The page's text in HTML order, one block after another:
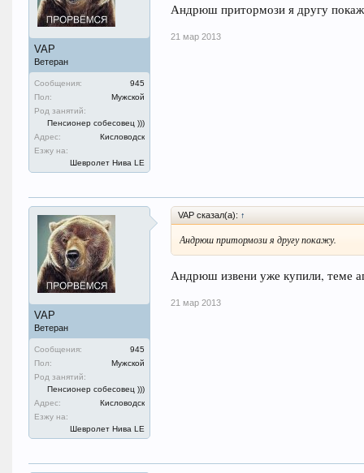
VAP
Ветеран
Сообщения:
945
Пол:
Мужской
Род занятий:
Пенсионер собесовец )))
Адрес:
Кисловодск
Езжу на:
Шевролет Нива LE
Андрюш притормози я другу
21 мар 2013
VAP
Ветеран
Сообщения:
945
Пол:
Мужской
Род занятий:
Пенсионер собесовец )))
Адрес:
Кисловодск
Езжу на:
Шевролет Нива LE
VAP сказал(а): ↑
Андрюш притормози я другу покажу.
Андрюш извени уже купили, теме
21 мар 2013